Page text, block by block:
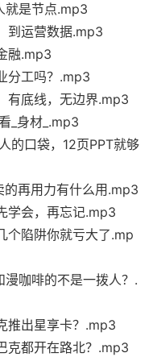
就是节点.mp3
到运营数据.mp3
融.mp3
分工吗？.mp3
有底线，无边界.mp3
_身材_.mp3
的口袋，12页PPT就够
再用力有什么用.mp3
学会，再忘记.mp3
个陷阱你就亏大了.mp
咖啡的不是一拨人？.
推出星享卡？.mp3
克都开在路北？.mp3